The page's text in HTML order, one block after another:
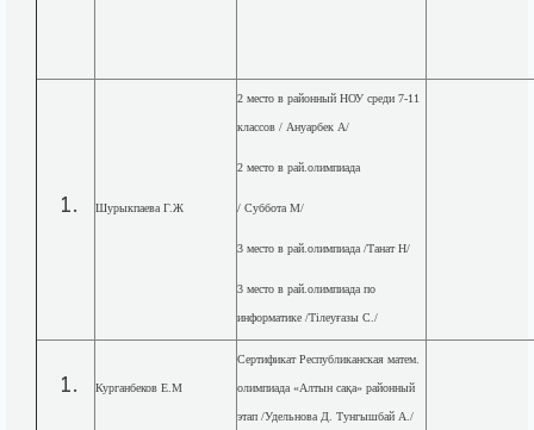
Шурыкпаева Г.Ж
2 место в районный НОУ среди 7-11
классов / Ануарбек А/
2 место в рай.олимпиада
/ Суббота М/
3 место в рай.олимпиада /Танат Н/
3 место в рай.олимпиада по
информатике /Тілеуғазы С./
Курганбеков Е.М
Сертификат Республиканская матем.
олимпиада «Алтын сақа» районный
этап /Удельнова Д. Тунгышбай А./